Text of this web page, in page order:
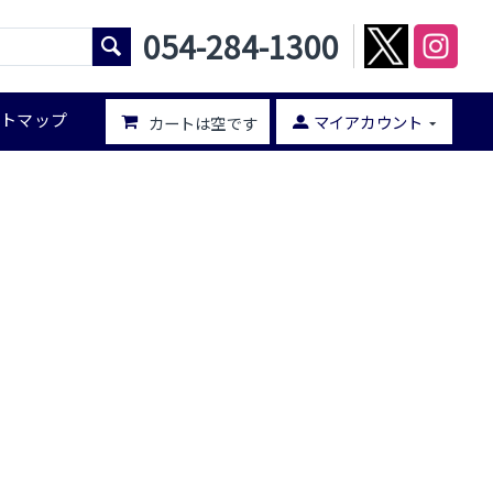
054-284-1300
マップ カートは空です マイアカウント